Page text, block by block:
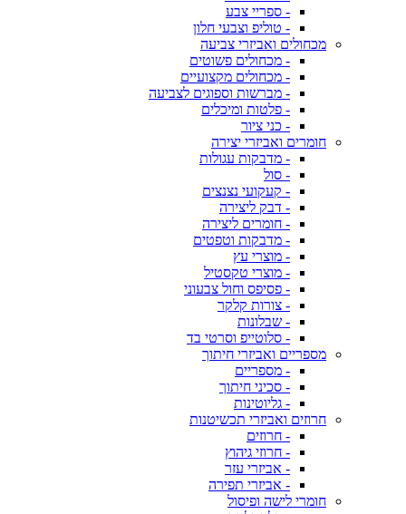
- ספריי צבע
- טוליפ וצבעי חלון
מכחולים ואביזרי צביעה
- מכחולים פשוטים
- מכחולים מקצועיים
- מברשות וספוגים לצביעה
- פלטות ומיכלים
- כני ציור
חומרים ואביזרי יצירה
- מדבקות עגולות
- סול
- קעקועי נצנצים
- דבק ליצירה
- חומרים ליצירה
- מדבקות וטפטים
- מוצרי עץ
- מוצרי טקסטיל
- פסיפס וחול צבעוני
- צורות קלקר
- שבלונות
- סלוטייפ וסרטי בד
מספריים ואביזרי חיתוך
- מספריים
- סכיני חיתוך
- גליוטינות
חרוזים ואביזרי תכשיטנות
- חרוזים
- חרוזי גיהוץ
- אביזרי עזר
- אביזרי תפירה
חומרי לישה ופיסול